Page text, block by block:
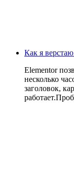
Как я
Elementor
несколько
заголовок,